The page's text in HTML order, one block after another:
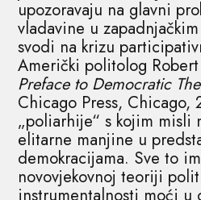
upozoravaju na glavni
vladavine u
svodi na krizu
Američki politolog
Preface to Democratic
Chicago Press,
„poliarhije“ s kojim misli
elitarne manjine u
demokracijama. Sve to
novovjekovnoj teoriji
instrumentalnosti moći u